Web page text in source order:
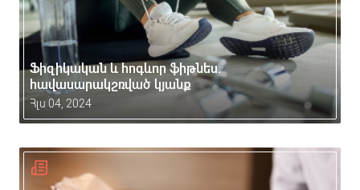
Ֆիզիկական և հոգևոր ֆիթնես.
հավասարակշռված կյանք
Հլս 04, 2024